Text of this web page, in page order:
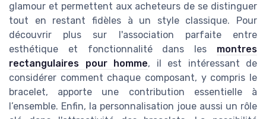
glamour et permettent aux acheteurs de se distinguer
tout en restant fidèles à un style classique. Pour
découvrir plus sur l'association parfaite entre
esthétique et fonctionnalité dans les montres
rectangulaires pour homme, il est intéressant de
considérer comment chaque composant, y compris le
bracelet, apporte une contribution essentielle à
l’ensemble. Enfin, la personnalisation joue aussi un rôle